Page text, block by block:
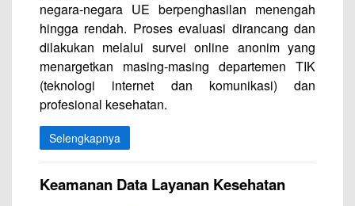
negara-negara UE berpenghasilan menengah
hingga rendah. Proses evaluasi dirancang dan
dilakukan melalui survei online anonim yang
menargetkan masing-masing departemen TIK
(teknologi internet dan komunikasi) dan
profesional kesehatan.
Selengkapnya
Keamanan Data Layanan Kesehatan